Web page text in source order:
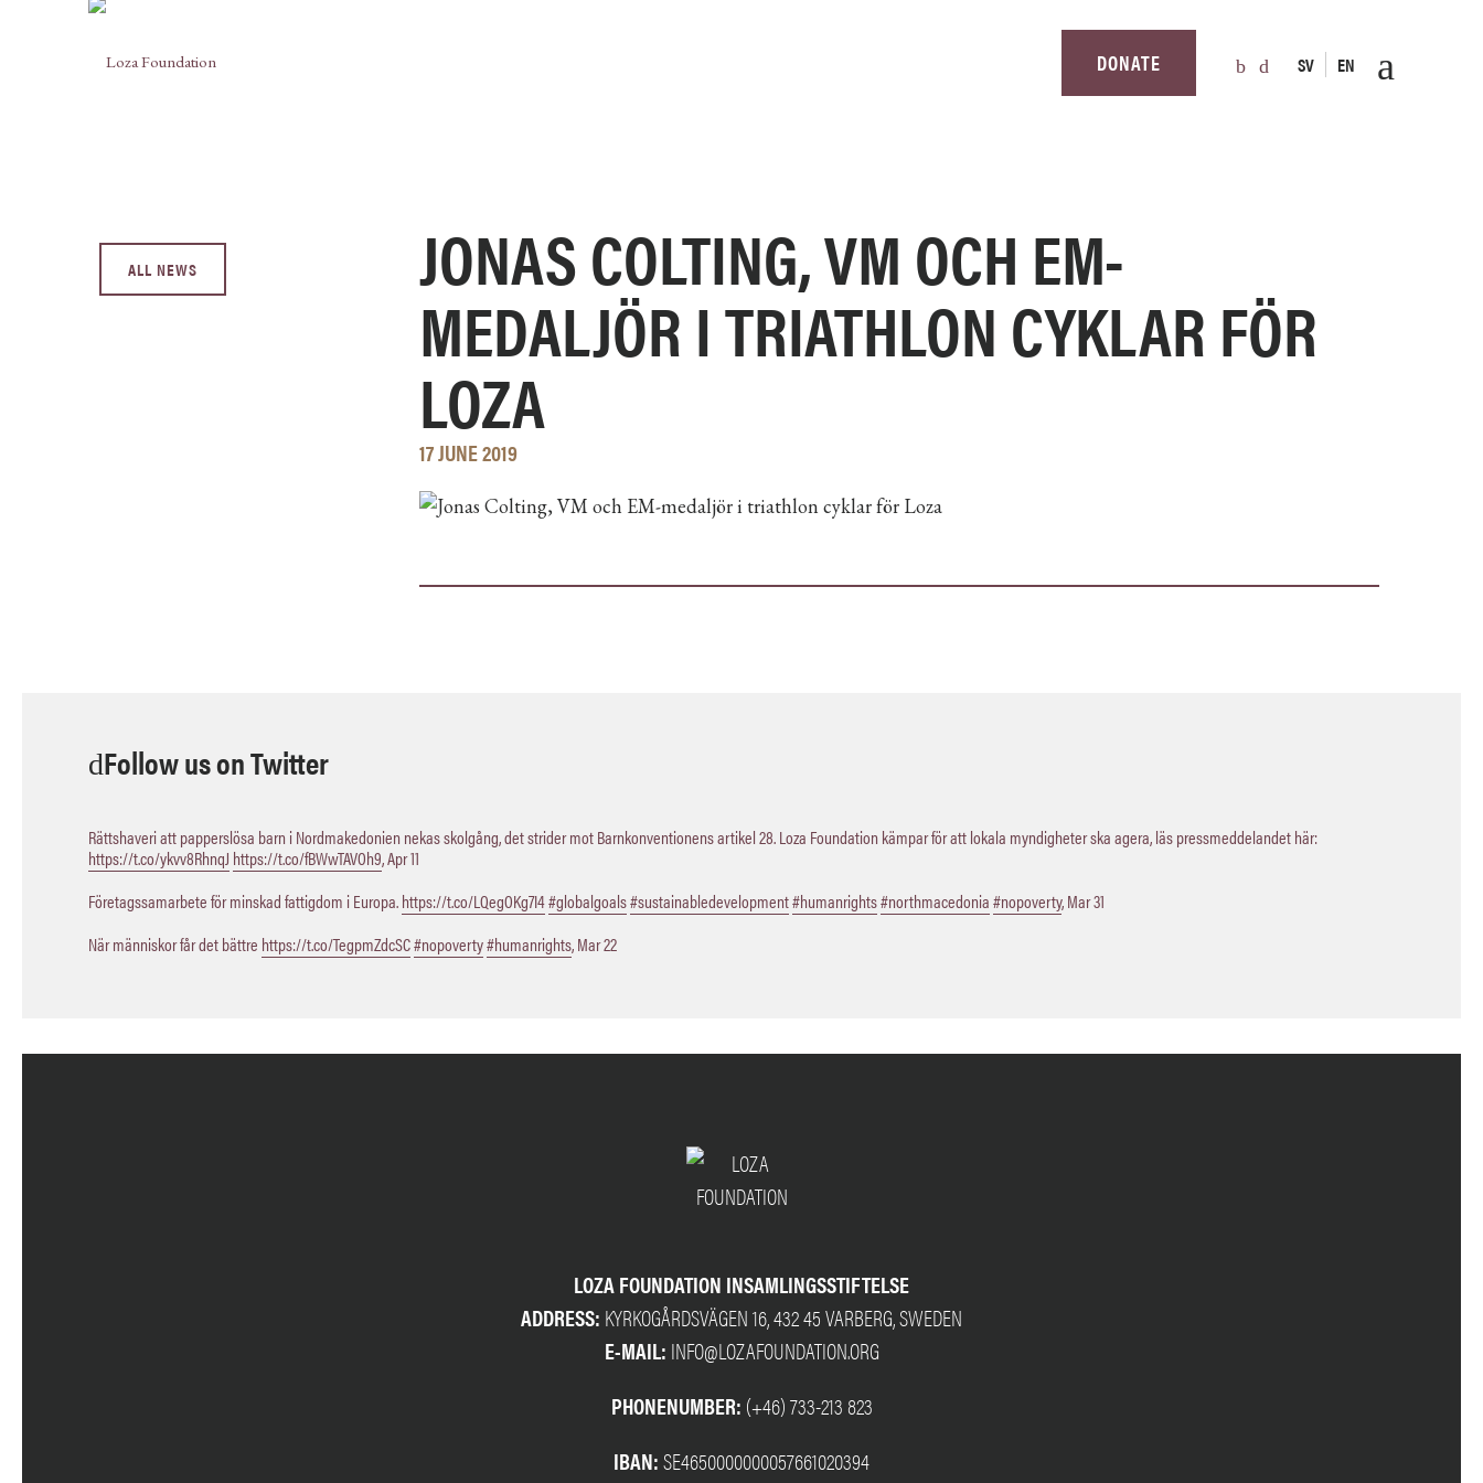
DONATE SV EN
ALL NEWS JONAS COLTING, VM OCH EM-
MEDALJÖR I TRIATHLON CYKLAR FÖR
LOZA
17 JUNE 2019
Follow us on Twitter
Rättshaveri att papperslösa barn i Nordmakedonien nekas skolgång, det strider mot Barnkonventionens artikel 28. Loza Foundation kämpar för att lokala myndigheter ska agera, läs pressmeddelandet här:
https://t.co/ykvv8RhnqJ https://t.co/fBWwTAVOh9,Apr 11
Företagssamarbete för minskad fattigdom i Europa.https://t.co/LQegOKg7I4#globalgoals#sustainabledevelopment#humanrights#northmacedonia#nopoverty,Mar 31
När människor får det bättre https://t.co/TegpmZdcSC#nopoverty#humanrights,Mar 22
LOZA FOUNDATION INSAMLINGSSTIFTELSE
ADDRESS: KYRKOGÅRDSVÄGEN 16, 432 45 VARBERG, SWEDEN
E-MAIL: INFO@LOZAFOUNDATION.ORG
PHONENUMBER: (+46) 733-213 823
IBAN:SE4650000000057661020394